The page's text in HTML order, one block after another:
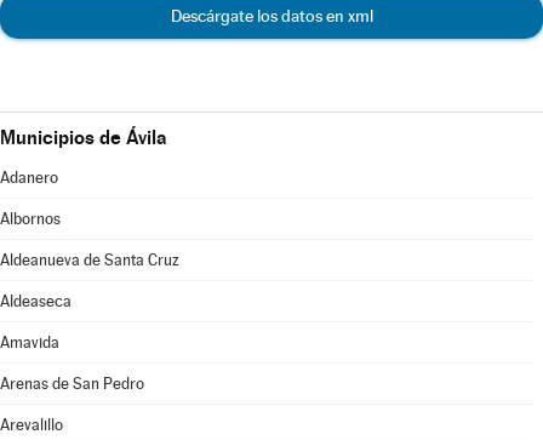
Descárgate los datos en xml
Municipios de Ávila
Adanero
Albornos
Aldeanueva de Santa Cruz
Aldeaseca
Amavida
Arenas de San Pedro
Arevalillo